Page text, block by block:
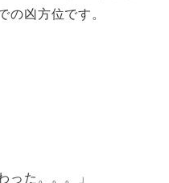
の凶方位です。
った。。。」